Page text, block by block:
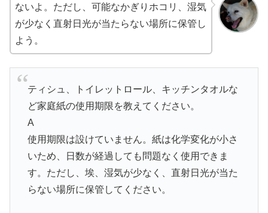
ないよ。ただし、可能なかぎりホコリ、湿気
が少なく直射日光が当たらない場所に保管し
よう。
ティシュ、トイレットロール、キッチンタオルな
ど家庭紙の使用期限を教えてください。
A
使用期限は設けていません。紙は化学変化が小さ
いため、日数が経過しても問題なく使用できま
す。ただし、埃、湿気が少なく、直射日光が当た
らない場所に保管してください。